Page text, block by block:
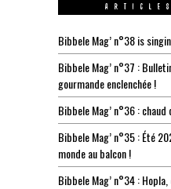
Bibbele Mag’ n°38 is
Bibbele Mag’ n°37 :
gourmande enclenchée !
Bibbele Mag’ n°36 : chaud
Bibbele Mag’ n°35 : Été
monde au balcon !
Bibbele Mag’ n°34 :